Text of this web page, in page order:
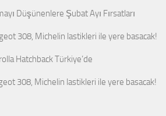
Düşünenlere Şubat Ayı Fırsatları
308, Michelin lastikleri ile yere basacak!
Hatchback Türkiye’de
308, Michelin lastikleri ile yere basacak!